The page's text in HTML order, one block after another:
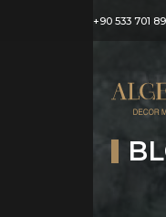
+90 533 701 89